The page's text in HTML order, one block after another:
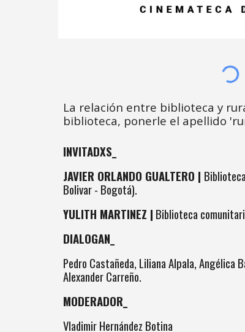
La relación entre biblioteca y
biblioteca, ponerle el apellido
INVITADXS_
JAVIER ORLANDO GUALTERO |
Bolivar - Bogotá).
YULITH MARTINEZ | Biblioteca
DIALOGAN_
Pedro Castañeda, Liliana Alpala, Angélica
Alexander Carreño.
MODERADOR_
Vladimir Hernández Botina